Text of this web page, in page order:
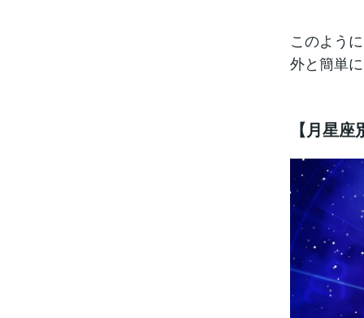
このよう
外と簡単
【月星